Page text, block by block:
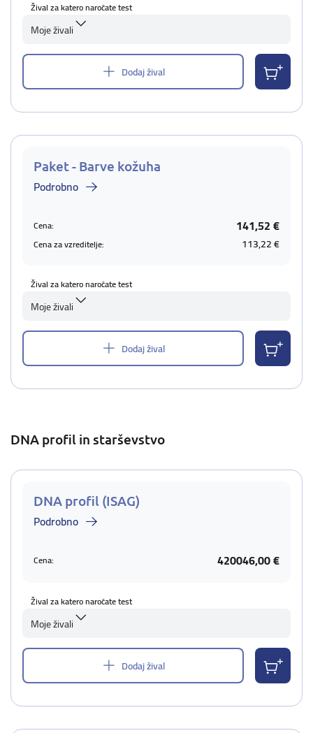
Žival za katero naročate test
Moje živali
Dodaj žival
Paket - Barve kožuha
Podrobno
Cena: 141,52 €
Cena za vzreditelje: 113,22 €
Žival za katero naročate test
Moje živali
Dodaj žival
DNA profil in starševstvo
DNA profil (ISAG)
Podrobno
Cena: 420046,00 €
Žival za katero naročate test
Moje živali
Dodaj žival